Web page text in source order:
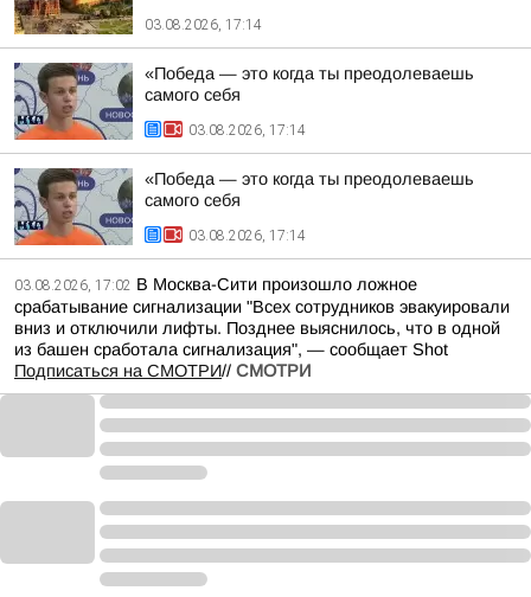
03.08.2026, 17:14
«Победа — это когда ты преодолеваешь
самого себя
03.08.2026, 17:14
«Победа — это когда ты преодолеваешь
самого себя
03.08.2026, 17:14
03.08.2026, 17:02 В Москва-Сити произошло ложное
срабатывание сигнализации "Всех сотрудников эвакуировали
вниз и отключили лифты. Позднее выяснилось, что в одной
из башен сработала сигнализация", — сообщает Shot
Подписаться на СМОТРИ// СМОТРИ